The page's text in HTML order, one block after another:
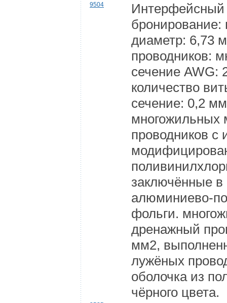
9504
Интерфейсный
диаметр: 6,73
проводников:
сечение AWG:
количество
сечение: 0,2
многожильных
проводников с
заключённые
алюминиево-
фольги.
дренажный
мм2,
лужёных
оболочка из
чёрного цвета.